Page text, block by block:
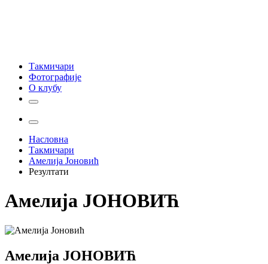
Такмичари
Фотографије
О клубу
Насловна
Такмичари
Амелија Јоновић
Резултати
Амелија ЈОНОВИЋ
Амелија ЈОНОВИЋ